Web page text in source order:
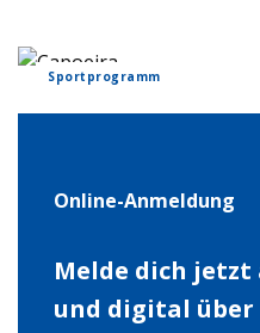
Sportprogramm
Online-Anmeldung
Melde dich jetzt
und digital über